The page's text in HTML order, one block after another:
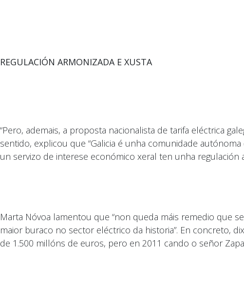
REGULACIÓN ARMONIZADA E XUSTA
“Pero, ademais, a proposta nacionalista de tarifa eléctrica
sentido, explicou que “Galicia é unha comunidade
un servizo de interese económico xeral ten unha regulación
Marta Nóvoa lamentou que “non queda máis remedio que
maior buraco no sector eléctrico da historia”. En concreto,
de 1.500 millóns de euros, pero en 2011 cando o señor